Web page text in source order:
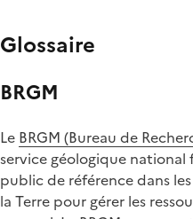
Glossaire
BRGM
Le BRGM (Bureau de
service géologique national
public de référence dans
la Terre pour gérer les